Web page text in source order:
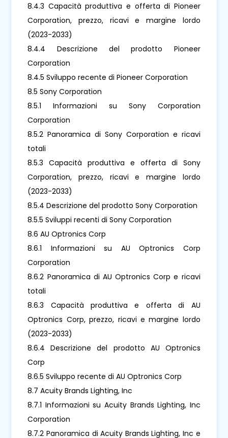
8.4.3 Capacità produttiva e offerta di Pioneer
Corporation, prezzo, ricavi e margine lordo
(2023-2033)
8.4.4 Descrizione del prodotto Pioneer
Corporation
8.4.5 Sviluppo recente di Pioneer Corporation
8.5 Sony Corporation
8.5.1 Informazioni su Sony Corporation
Corporation
8.5.2 Panoramica di Sony Corporation e ricavi
totali
8.5.3 Capacità produttiva e offerta di Sony
Corporation, prezzo, ricavi e margine lordo
(2023-2033)
8.5.4 Descrizione del prodotto Sony Corporation
8.5.5 Sviluppi recenti di Sony Corporation
8.6 AU Optronics Corp
8.6.1 Informazioni su AU Optronics Corp
Corporation
8.6.2 Panoramica di AU Optronics Corp e ricavi
totali
8.6.3 Capacità produttiva e offerta di AU
Optronics Corp, prezzo, ricavi e margine lordo
(2023-2033)
8.6.4 Descrizione del prodotto AU Optronics
Corp
8.6.5 Sviluppo recente di AU Optronics Corp
8.7 Acuity Brands Lighting, Inc
8.7.1 Informazioni su Acuity Brands Lighting, Inc
Corporation
8.7.2 Panoramica di Acuity Brands Lighting, Inc e